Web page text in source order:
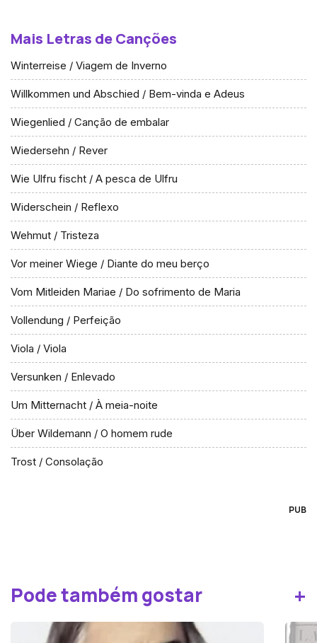
Mais Letras de Canções
Winterreise / Viagem de Inverno
Willkommen und Abschied / Bem-vinda e Adeus
Wiegenlied / Canção de embalar
Wiedersehn / Rever
Wie Ulfru fischt / A pesca de Ulfru
Widerschein / Reflexo
Wehmut / Tristeza
Vor meiner Wiege / Diante do meu berço
Vom Mitleiden Mariae / Do sofrimento de Maria
Vollendung / Perfeição
Viola / Viola
Versunken / Enlevado
Um Mitternacht / À meia-noite
Über Wildemann / O homem rude
Trost / Consolação
PUB
Pode também gostar +